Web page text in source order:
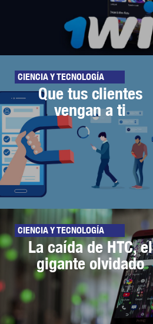
CIENCIA Y TECNOLOGÍA
Que tus clientes
vengan a ti
CIENCIA Y TECNOLOGÍA
La caída de HTC, el
gigante olvidado